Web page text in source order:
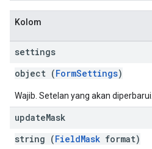
Kolom
settings
object (FormSettings)
Wajib. Setelan yang akan diperbarui.
updateMask
string (FieldMask format)